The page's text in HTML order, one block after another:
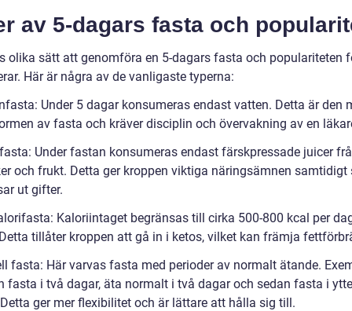
av 5-dagars fasta och
olika sätt att genomföra en 5-dagars fasta och populariteten
Här är några av de vanligaste typerna:
Under 5 dagar konsumeras endast vatten. Detta är den
av fasta och kräver disciplin och övervakning av en
Under fastan konsumeras endast färskpressade juicer
och frukt. Detta ger kroppen viktiga näringsämnen samtidigt
ut gifter.
Kaloriintaget begränsas till cirka 500-800 kcal per
tillåter kroppen att gå in i ketos, vilket kan främja
fasta: Här varvas fasta med perioder av normalt ätande.
fasta i två dagar, äta normalt i två dagar och sedan fasta i
ger mer flexibilitet och är lättare att hålla sig till.